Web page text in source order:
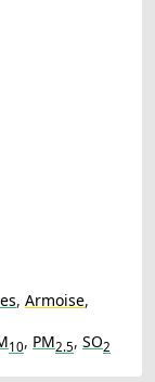
, Armoise,
10, PM2.5, SO2